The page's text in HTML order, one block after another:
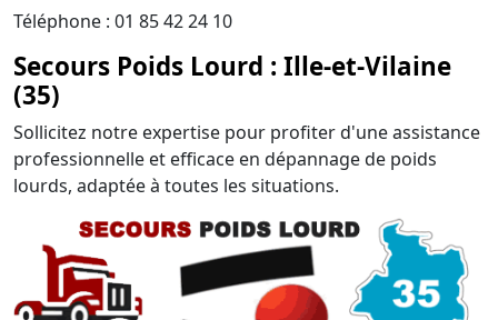
Téléphone : 01 85 42 24 10
Secours Poids Lourd : Ille-et-Vilaine
(35)
Sollicitez notre expertise pour profiter d'une assistance
professionnelle et efficace en dépannage de poids
lourds, adaptée à toutes les situations.